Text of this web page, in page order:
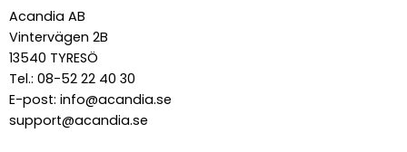
Acandia AB
Vintervägen 2B
13540 TYRESÖ
Tel.: 08-52 22 40 30
E-post: info@acandia.se
support@acandia.se